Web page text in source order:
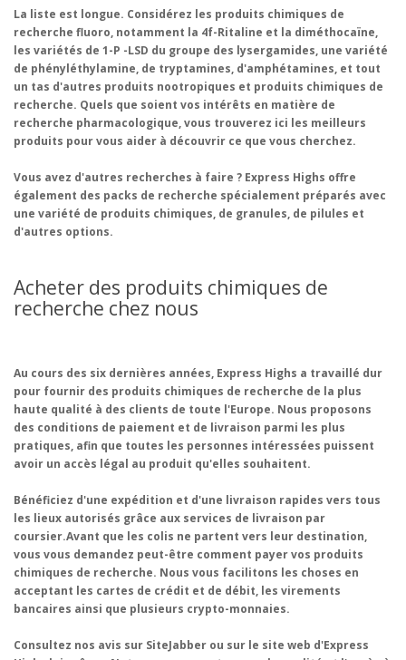
La liste est longue. Considérez les produits chimiques de
recherche fluoro, notamment la 4f-Ritaline et la diméthocaïne,
les variétés de 1-P -LSD du groupe des lysergamides, une variété
de phényléthylamine, de tryptamines, d'amphétamines, et tout
un tas d'autres produits nootropiques et produits chimiques de
recherche. Quels que soient vos intérêts en matière de
recherche pharmacologique, vous trouverez ici les meilleurs
produits pour vous aider à découvrir ce que vous cherchez.
Vous avez d'autres recherches à faire ? Express Highs offre
également des packs de recherche spécialement préparés avec
une variété de produits chimiques, de granules, de pilules et
d'autres options.
Acheter des produits chimiques de
recherche chez nous
Au cours des six dernières années, Express Highs a travaillé dur
pour fournir des produits chimiques de recherche de la plus
haute qualité à des clients de toute l'Europe. Nous proposons
des conditions de paiement et de livraison parmi les plus
pratiques, afin que toutes les personnes intéressées puissent
avoir un accès légal au produit qu'elles souhaitent.
Bénéficiez d'une expédition et d'une livraison rapides vers tous
les lieux autorisés grâce aux services de livraison par
coursier.Avant que les colis ne partent vers leur destination,
vous vous demandez peut-être comment payer vos produits
chimiques de recherche. Nous vous facilitons les choses en
acceptant les cartes de crédit et de débit, les virements
bancaires ainsi que plusieurs crypto-monnaies.
Consultez nos avis sur SiteJabber ou sur le site web d'Express